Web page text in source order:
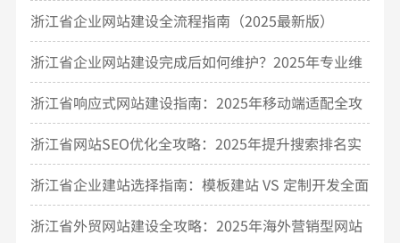
必备清单
浙江省企业网站建设全流程指南（2025最新版）
浙江省企业网站建设完成后如何维护？2025年专业维
护指南
浙江省响应式网站建设指南：2025年移动端适配全攻
略
浙江省网站SEO优化全攻略：2025年提升搜索排名实
战技巧
浙江省企业建站选择指南：模板建站 VS 定制开发全面
对比
浙江省外贸网站建设全攻略：2025年海外营销型网站